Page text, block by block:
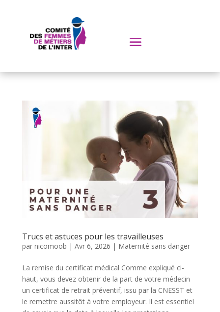
Trucs et astuces pour les travailleuses
par nicomoob | Avr 6, 2026 | Maternité sans danger
La remise du certificat médical Comme expliqué ci-
haut, vous devez obtenir de la part de votre médecin
un certificat de retrait préventif, issu par la CNESST et
le remettre aussitôt à votre employeur. Il est essentiel